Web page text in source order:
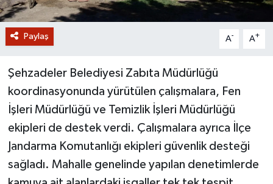
Paylaş A- A+
Şehzadeler Belediyesi Zabıta Müdürlüğü
koordinasyonunda yürütülen çalışmalara, Fen
İşleri Müdürlüğü ve Temizlik İşleri Müdürlüğü
ekipleri de destek verdi. Çalışmalara ayrıca İlçe
Jandarma Komutanlığı ekipleri güvenlik desteği
sağladı. Mahalle genelinde yapılan denetimlerde